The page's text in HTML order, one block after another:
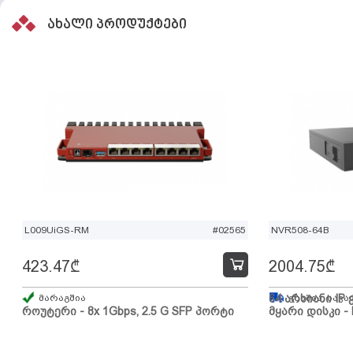
ახალი პროდუქტები
L009UiGS-RM #02565
როუტერი - 8x 1Gbps, 2.5 G SFP პორტი
423.47₾
მარაგშია
NVR508-64B
64 არხიანი IP
მყარი დისკი -
2004.75₾
გზაშია,